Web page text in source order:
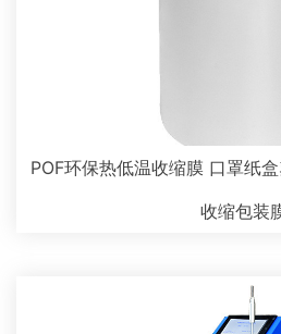
POF环保热低温收缩膜 口罩纸
收缩包装